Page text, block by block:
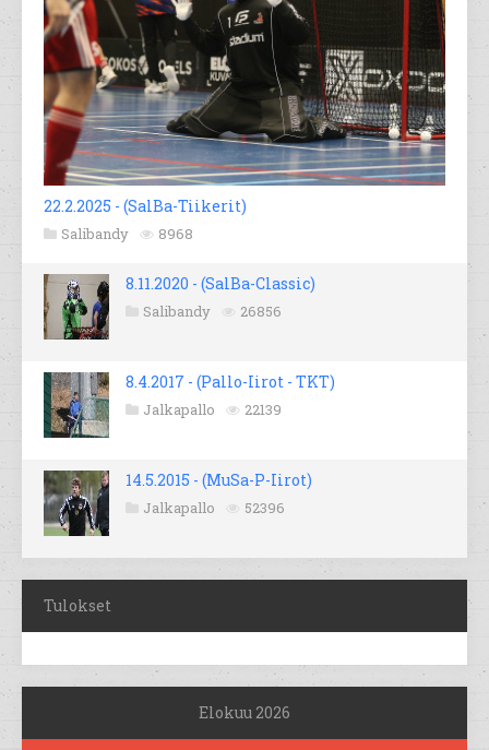
22.2.2025 - (SalBa-Tiikerit)
Salibandy 8968
8.11.2020 - (SalBa-Classic)
Salibandy 26856
8.4.2017 - (Pallo-Iirot - TKT)
Jalkapallo 22139
14.5.2015 - (MuSa-P-Iirot)
Jalkapallo 52396
Tulokset
Elokuu 2026